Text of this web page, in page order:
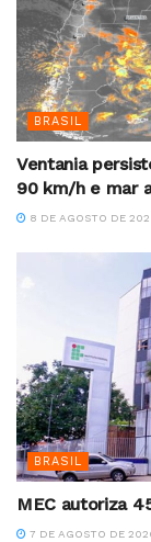
BRASIL
Ventania
90 km/h e mar
8 DE AGOSTO DE
BRASIL
MEC autoriza
7 DE AGOSTO DE